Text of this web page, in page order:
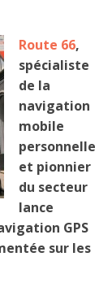
Route 66,
spécialiste
de la
navigation
mobile
personnelle
et pionnier
du secteur
lance
GPS
sur les